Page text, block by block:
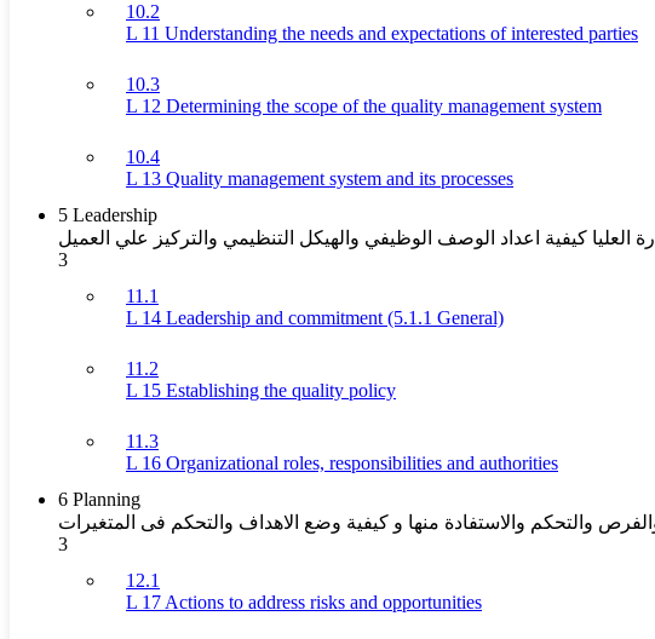
10.2
L 11 Understanding the needs and expectations of interested parties
10.3
L 12 Determining the scope of the quality management system
10.4
L 13 Quality management system and its processes
5 Leadership
العليا كيفية اعداد الوصف الوظيفي والهيكل التنظيمي والتركيز علي العميل
3
11.1
L 14 Leadership and commitment (5.1.1 General)
11.2
L 15 Establishing the quality policy
11.3
L 16 Organizational roles, responsibilities and authorities
6 Planning
والتحكم والاستفادة منها و كيفية وضع الاهداف والتحكم فى المتغيرات
3
12.1
L 17 Actions to address risks and opportunities